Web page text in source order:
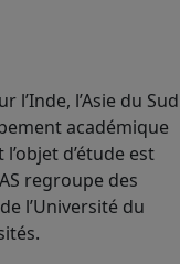
l’Inde, l’Asie du Sud
académique
d’étude est
regroupe des
l’Université du